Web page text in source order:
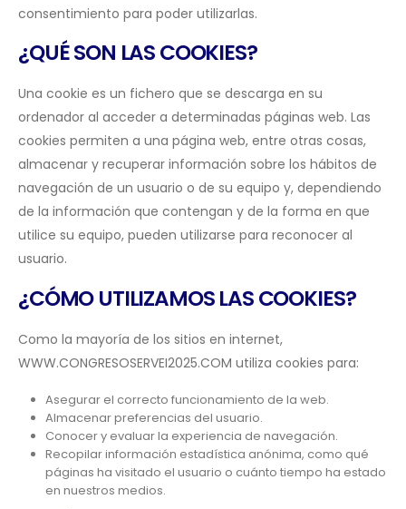
consentimiento para poder utilizarlas.
¿QUÉ SON LAS COOKIES?
Una cookie es un fichero que se descarga en su
ordenador al acceder a determinadas páginas web. Las
cookies permiten a una página web, entre otras cosas,
almacenar y recuperar información sobre los hábitos de
navegación de un usuario o de su equipo y, dependiendo
de la información que contengan y de la forma en que
utilice su equipo, pueden utilizarse para reconocer al
usuario.
¿CÓMO UTILIZAMOS LAS COOKIES?
Como la mayoría de los sitios en internet,
WWW.CONGRESOSERVEI2025.COM utiliza cookies para:
Asegurar el correcto funcionamiento de la web.
Almacenar preferencias del usuario.
Conocer y evaluar la experiencia de navegación.
Recopilar información estadística anónima, como qué
páginas ha visitado el usuario o cuánto tiempo ha estado
en nuestros medios.